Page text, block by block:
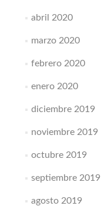
abril 2020
marzo 2020
febrero 2020
enero 2020
diciembre 2019
noviembre 2019
octubre 2019
septiembre 2019
agosto 2019